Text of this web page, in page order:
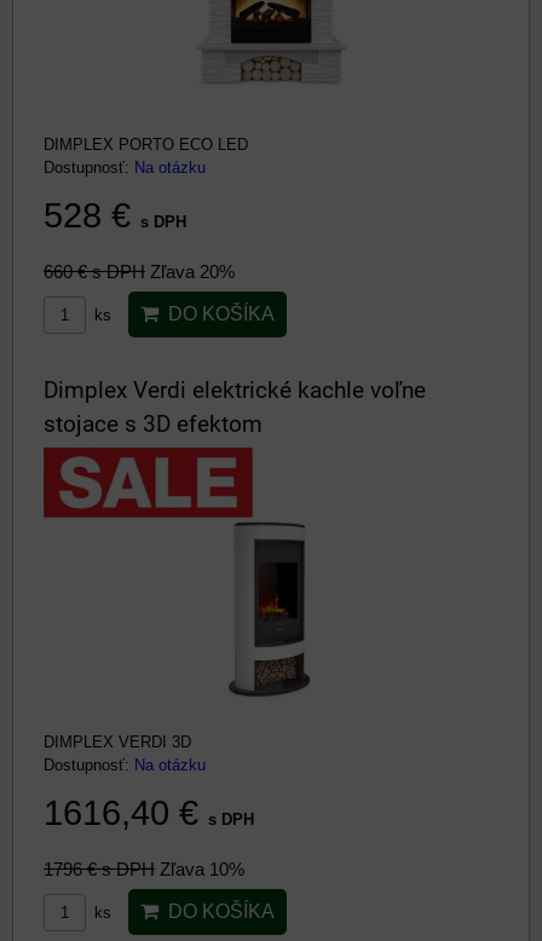
DIMPLEX PORTO ECO LED
Dostupnosť: Na otázku
528 € s DPH
660 €s DPH Zľava 20%
ks DO KOŠÍKA
Dimplex Verdi elektrické kachle voľne
stojace s 3D efektom
DIMPLEX VERDI 3D
Dostupnosť: Na otázku
1616,40 € s DPH
1796 €s DPH Zľava 10%
ks DO KOŠÍKA